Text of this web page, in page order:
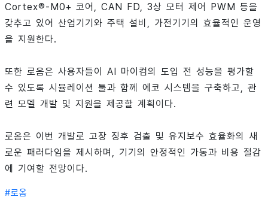
Cortex®-M0+ 코어, CAN FD, 3상 모터 제어 PWM 등을
갖추고 있어 산업기기와 주택 설비, 가전기기의 효율적인 운영
을 지원한다.
또한 로옴은 사용자들이 AI 마이컴의 도입 전 성능을 평가할
수 있도록 시뮬레이션 툴과 함께 에코 시스템을 구축하고, 관
련 모델 개발 및 지원을 제공할 계획이다.
로옴은 이번 개발로 고장 징후 검출 및 유지보수 효율화의 새
로운 패러다임을 제시하며, 기기의 안정적인 가동과 비용 절감
에 기여할 전망이다.
#로옴